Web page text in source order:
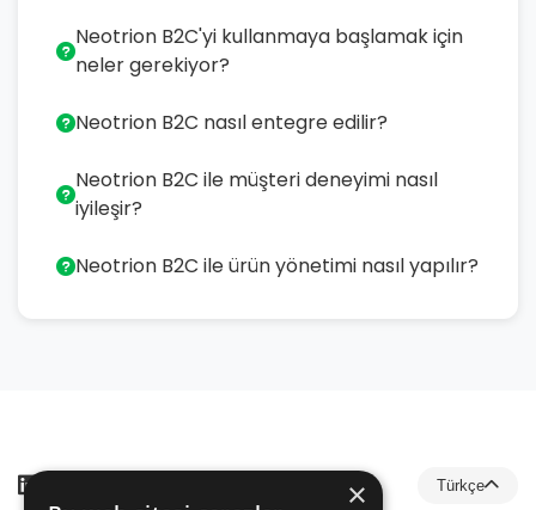
Neotrion B2C'yi kullanmaya başlamak için
neler gerekiyor?
Neotrion B2C nasıl entegre edilir?
Neotrion B2C ile müşteri deneyimi nasıl
iyileşir?
Neotrion B2C ile ürün yönetimi nasıl yapılır?
Türkçe
×